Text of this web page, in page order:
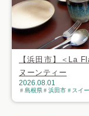
【浜田市】＜La
ヌーンティー
2026.08.01
島根県 浜田市 スイ